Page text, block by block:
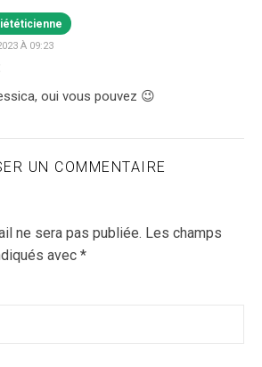
À 09:23
oui vous pouvez 😉
UN COMMENTAIRE
ne sera pas publiée. Les champs
avec *